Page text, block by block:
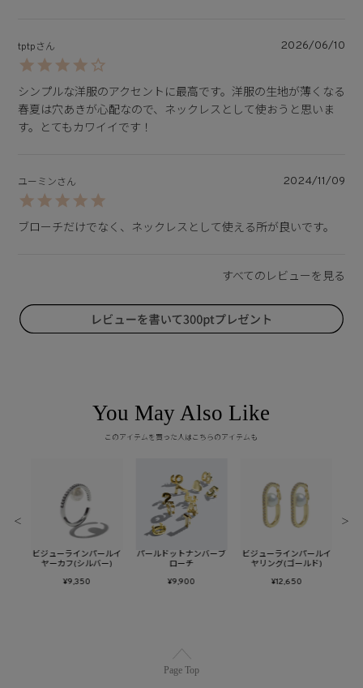
tptp 2026/06/10
シンプルな洋服のアクセントに最高です。洋服の生地が薄くなる
春夏は穴あきが心配なので、ネックレスとして使おうと思いま
す。とてもカワイイです！
ユーミン 2024/11/09
ブローチだけでなく、ネックレスとして使える所が良いです。
You May Also Like
このアイテムを買った人はこちらのアイテムも
ビジューラインパールイ
ヤーカフ(シルバー)
¥9,350
パールドットナンバーブ
ローチ
¥9,900
ビジューラインパールイ
ヤリング(ゴールド)
¥12,650
＜ ＞
Page Top